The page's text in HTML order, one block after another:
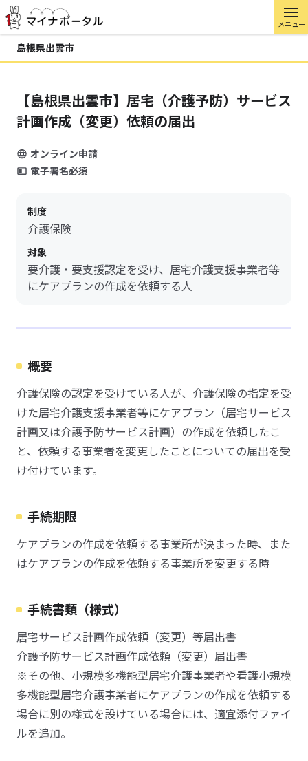
メニュー
島根県出雲市
【島根県出雲市】居宅（介護予防）サービス
計画作成（変更）依頼の届出
オンライン申請
電子署名必須
制度
介護保険
対象
要介護・要支援認定を受け、居宅介護支援事業者等
にケアプランの作成を依頼する人
概要
介護保険の認定を受けている人が、介護保険の指定を受
けた居宅介護支援事業者等にケアプラン（居宅サービス
計画又は介護予防サービス計画）の作成を依頼したこ
と、依頼する事業者を変更したことについての届出を受
け付けています。
手続期限
ケアプランの作成を依頼する事業所が決まった時、また
はケアプランの作成を依頼する事業所を変更する時
手続書類（様式）
居宅サービス計画作成依頼（変更）等届出書
介護予防サービス計画作成依頼（変更）届出書
※その他、小規模多機能型居宅介護事業者や看護小規模
多機能型居宅介護事業者にケアプランの作成を依頼する
場合に別の様式を設けている場合には、適宜添付ファイ
ルを追加。